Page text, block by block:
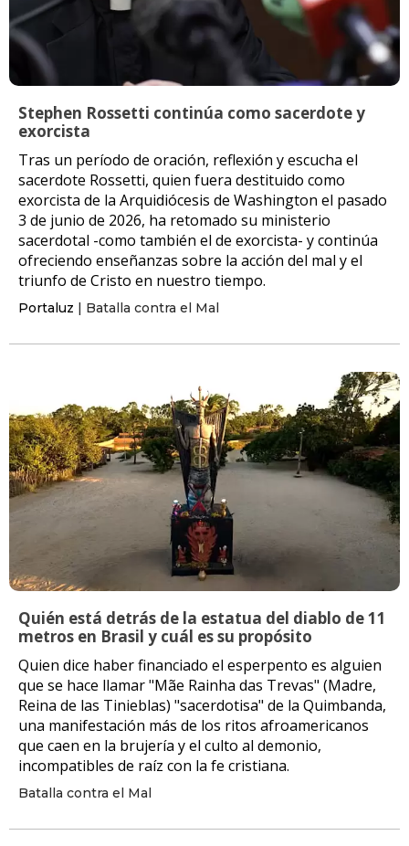
Stephen Rossetti continúa como sacerdote y
exorcista
Tras un período de oración, reflexión y escucha el
sacerdote Rossetti, quien fuera destituido como
exorcista de la Arquidiócesis de Washington el pasado
3 de junio de 2026, ha retomado su ministerio
sacerdotal -como también el de exorcista- y continúa
ofreciendo enseñanzas sobre la acción del mal y el
triunfo de Cristo en nuestro tiempo.
Portaluz | Batalla contra el Mal
Quién está detrás de la estatua del diablo de 11
metros en Brasil y cuál es su propósito
Quien dice haber financiado el esperpento es alguien
que se hace llamar "Mãe Rainha das Trevas" (Madre,
Reina de las Tinieblas) "sacerdotisa" de la Quimbanda,
una manifestación más de los ritos afroamericanos
que caen en la brujería y el culto al demonio,
incompatibles de raíz con la fe cristiana.
Batalla contra el Mal